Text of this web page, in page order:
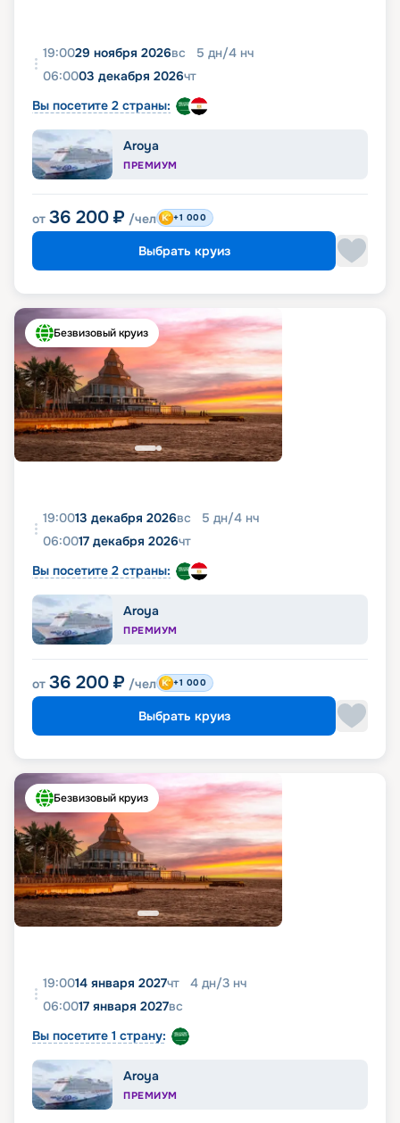
19:0029 ноября 2026вс 5 дн/4 нч
06:0003 декабря 2026чт
Вы посетите 2 страны:
Aroya
ПРЕМИУМ
от 36 200 ₽ /чел +1 000
Выбрать круиз
Безвизовый круиз
19:0013 декабря 2026вс 5 дн/4 нч
06:0017 декабря 2026чт
Вы посетите 2 страны:
Aroya
ПРЕМИУМ
от 36 200 ₽ /чел +1 000
Выбрать круиз
Безвизовый круиз
19:0014 января 2027чт 4 дн/3 нч
06:0017 января 2027вс
Вы посетите 1 страну:
Aroya
ПРЕМИУМ